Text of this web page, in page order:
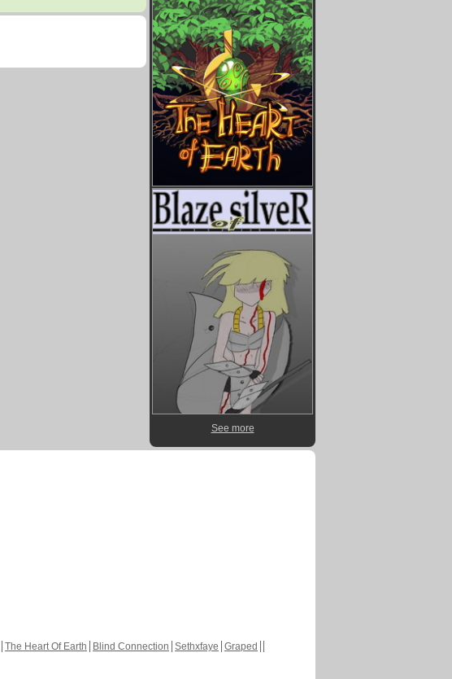
See more
The Heart Of Earth Blind Connection Sethxfaye Graped